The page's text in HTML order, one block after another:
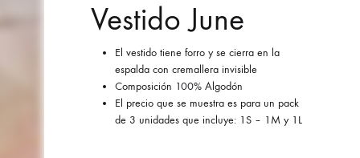
Vestido June
El vestido tiene forro y se cierra en la
espalda con cremallera invisible
Composición 100% Algodón
El precio que se muestra es para un pack
de 3 unidades que incluye: 1S – 1M y 1L